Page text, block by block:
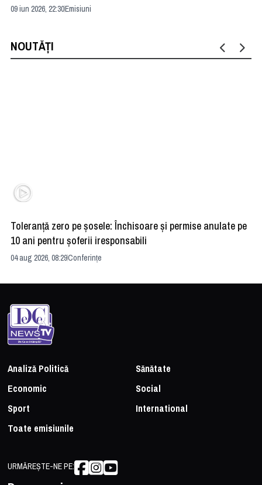
09 iun 2026, 22:30Emisiuni
NOUTĂȚI
Toleranță zero pe șosele: Închisoare și permise anulate pe
10 ani pentru șoferii iresponsabili
04 aug 2026, 08:29Conferințe
Analiză Politică
Sănătate
Economic
Social
Sport
International
Toate emisiunile
URMĂREȘTE-NE PE: